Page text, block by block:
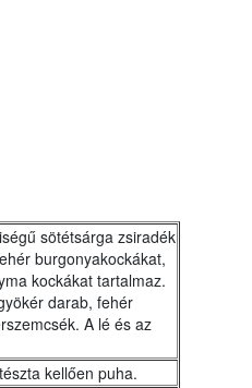
sötétsárga zsiradék
burgonyakockákat,
kockákat tartalmaz.
darab, fehér
A lé és az
kellően puha.